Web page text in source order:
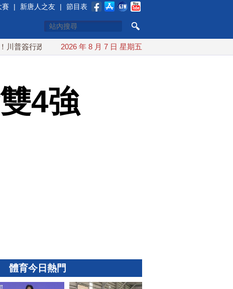
賽 | 新唐人之友 | 節目表
政令 對多晶矽課15%關稅 白海豚颱風最快下午海警！父親節
2026 年 8 月 7 日 星期五
4強
體育今日熱門